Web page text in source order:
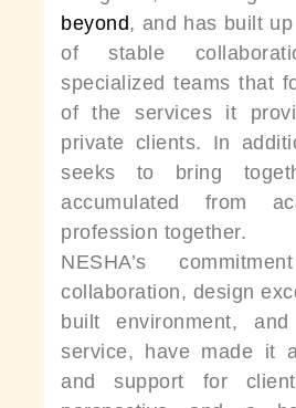
beyond, and has built
of stable
specialized teams that
of the services it
private clients. In
seeks to bring
accumulated from
profession together.
NESHA’s
collaboration, design
built environment,
service, have made it
and support for